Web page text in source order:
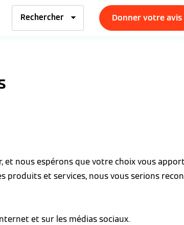
Donner votre avis
et nous espérons que votre choix vous
produits et services, nous vous serions
et sur les médias sociaux.